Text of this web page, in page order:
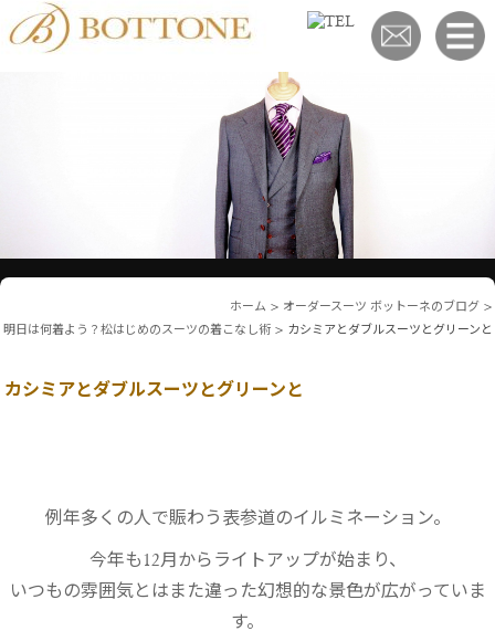
ホーム > オーダースーツ ボットーネのブログ >
明日は何着よう？松はじめのスーツの着こなし術 > カシミアとダブルスーツとグリーンと
カシミアとダブルスーツとグリーンと
例年多くの人で賑わう表参道のイルミネーション。
今年も12月からライトアップが始まり、
いつもの雰囲気とはまた違った幻想的な景色が広がっていま
す。